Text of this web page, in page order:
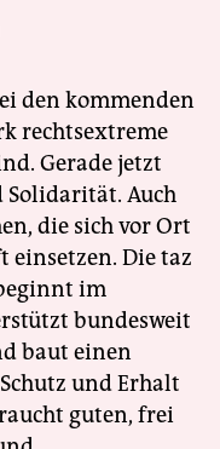
den kommenden
rechtsextreme
Gerade jetzt
Solidarität. Auch
die sich vor Ort
einsetzen. Die taz
im
bundesweit
baut einen
und Erhalt
guten, frei